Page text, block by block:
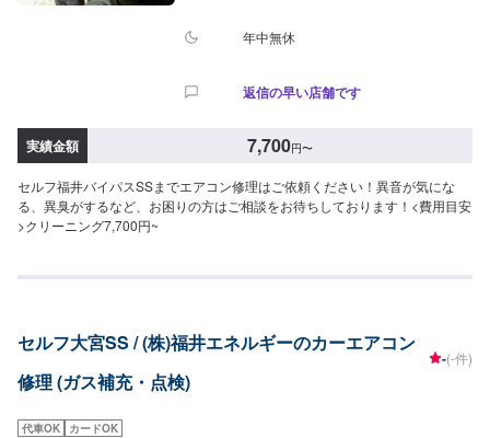
年中無休
返信の早い店舗です
実績金額 7,700円〜
セルフ福井バイパスSSまでエアコン修理はご依頼ください！異音が気にな
る、異臭がするなど、お困りの方はご相談をお待ちしております！<費用目安
>クリーニング7,700円~
セルフ大宮SS / (株)福井エネルギーのカーエアコン
修理 (ガス補充・点検)
-(-件)
代車OK カードOK